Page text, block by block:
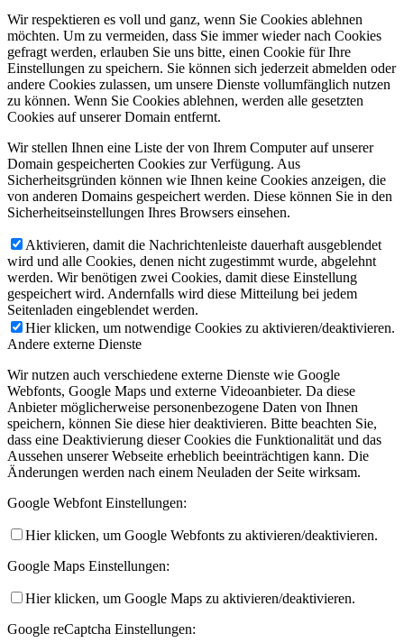
Wir respektieren es voll und ganz, wenn Sie Cookies ablehnen
möchten. Um zu vermeiden, dass Sie immer wieder nach Cookies
gefragt werden, erlauben Sie uns bitte, einen Cookie für Ihre
Einstellungen zu speichern. Sie können sich jederzeit abmelden oder
andere Cookies zulassen, um unsere Dienste vollumfänglich nutzen
zu können. Wenn Sie Cookies ablehnen, werden alle gesetzten
Cookies auf unserer Domain entfernt.
Wir stellen Ihnen eine Liste der von Ihrem Computer auf unserer
Domain gespeicherten Cookies zur Verfügung. Aus
Sicherheitsgründen können wie Ihnen keine Cookies anzeigen, die
von anderen Domains gespeichert werden. Diese können Sie in den
Sicherheitseinstellungen Ihres Browsers einsehen.
Aktivieren, damit die Nachrichtenleiste dauerhaft ausgeblendet
wird und alle Cookies, denen nicht zugestimmt wurde, abgelehnt
werden. Wir benötigen zwei Cookies, damit diese Einstellung
gespeichert wird. Andernfalls wird diese Mitteilung bei jedem
Seitenladen eingeblendet werden.
Hier klicken, um notwendige Cookies zu aktivieren/deaktivieren.
Andere externe Dienste
Wir nutzen auch verschiedene externe Dienste wie Google
Webfonts, Google Maps und externe Videoanbieter. Da diese
Anbieter möglicherweise personenbezogene Daten von Ihnen
speichern, können Sie diese hier deaktivieren. Bitte beachten Sie,
dass eine Deaktivierung dieser Cookies die Funktionalität und das
Aussehen unserer Webseite erheblich beeinträchtigen kann. Die
Änderungen werden nach einem Neuladen der Seite wirksam.
Google Webfont Einstellungen:
Hier klicken, um Google Webfonts zu aktivieren/deaktivieren.
Google Maps Einstellungen:
Hier klicken, um Google Maps zu aktivieren/deaktivieren.
Google reCaptcha Einstellungen: